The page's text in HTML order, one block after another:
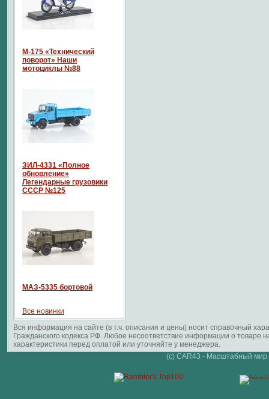
М-175 «Технический
поворот» Наши
мотоциклы №88
ЗИЛ-4331 «Полное
обновление»
Легендарные грузовики
СССР №125
МАЗ-5335 бортовой
Все новинки
Вся информация на сайте (в т.ч. описания и цены) носит справочный
Гражданского кодекса РФ. Любое несоответствие информации о
характеристики перед оплатой или уточняйте у менеджера.
(c) CAR43 - Масштабный мир